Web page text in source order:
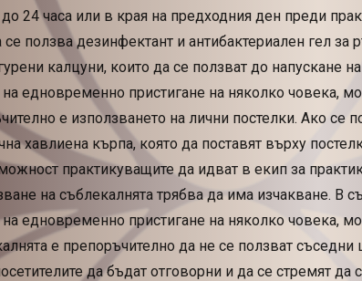
24 часа или в края на предходния ден преди
се ползва дезинфектант и антибактериален гел за
калцуни, които да се ползват до напускане
на едновременно пристигане на няколко човека,
е използването на лични постелки. Ако се
хавлиена кърпа, която да поставят върху
практикуващите да идват в екип за
на съблекалнята трябва да има изчакване. В
на едновременно пристигане на няколко човека,
е препоръчително да не се ползват съседни
да бъдат отговорни и да се стремят да